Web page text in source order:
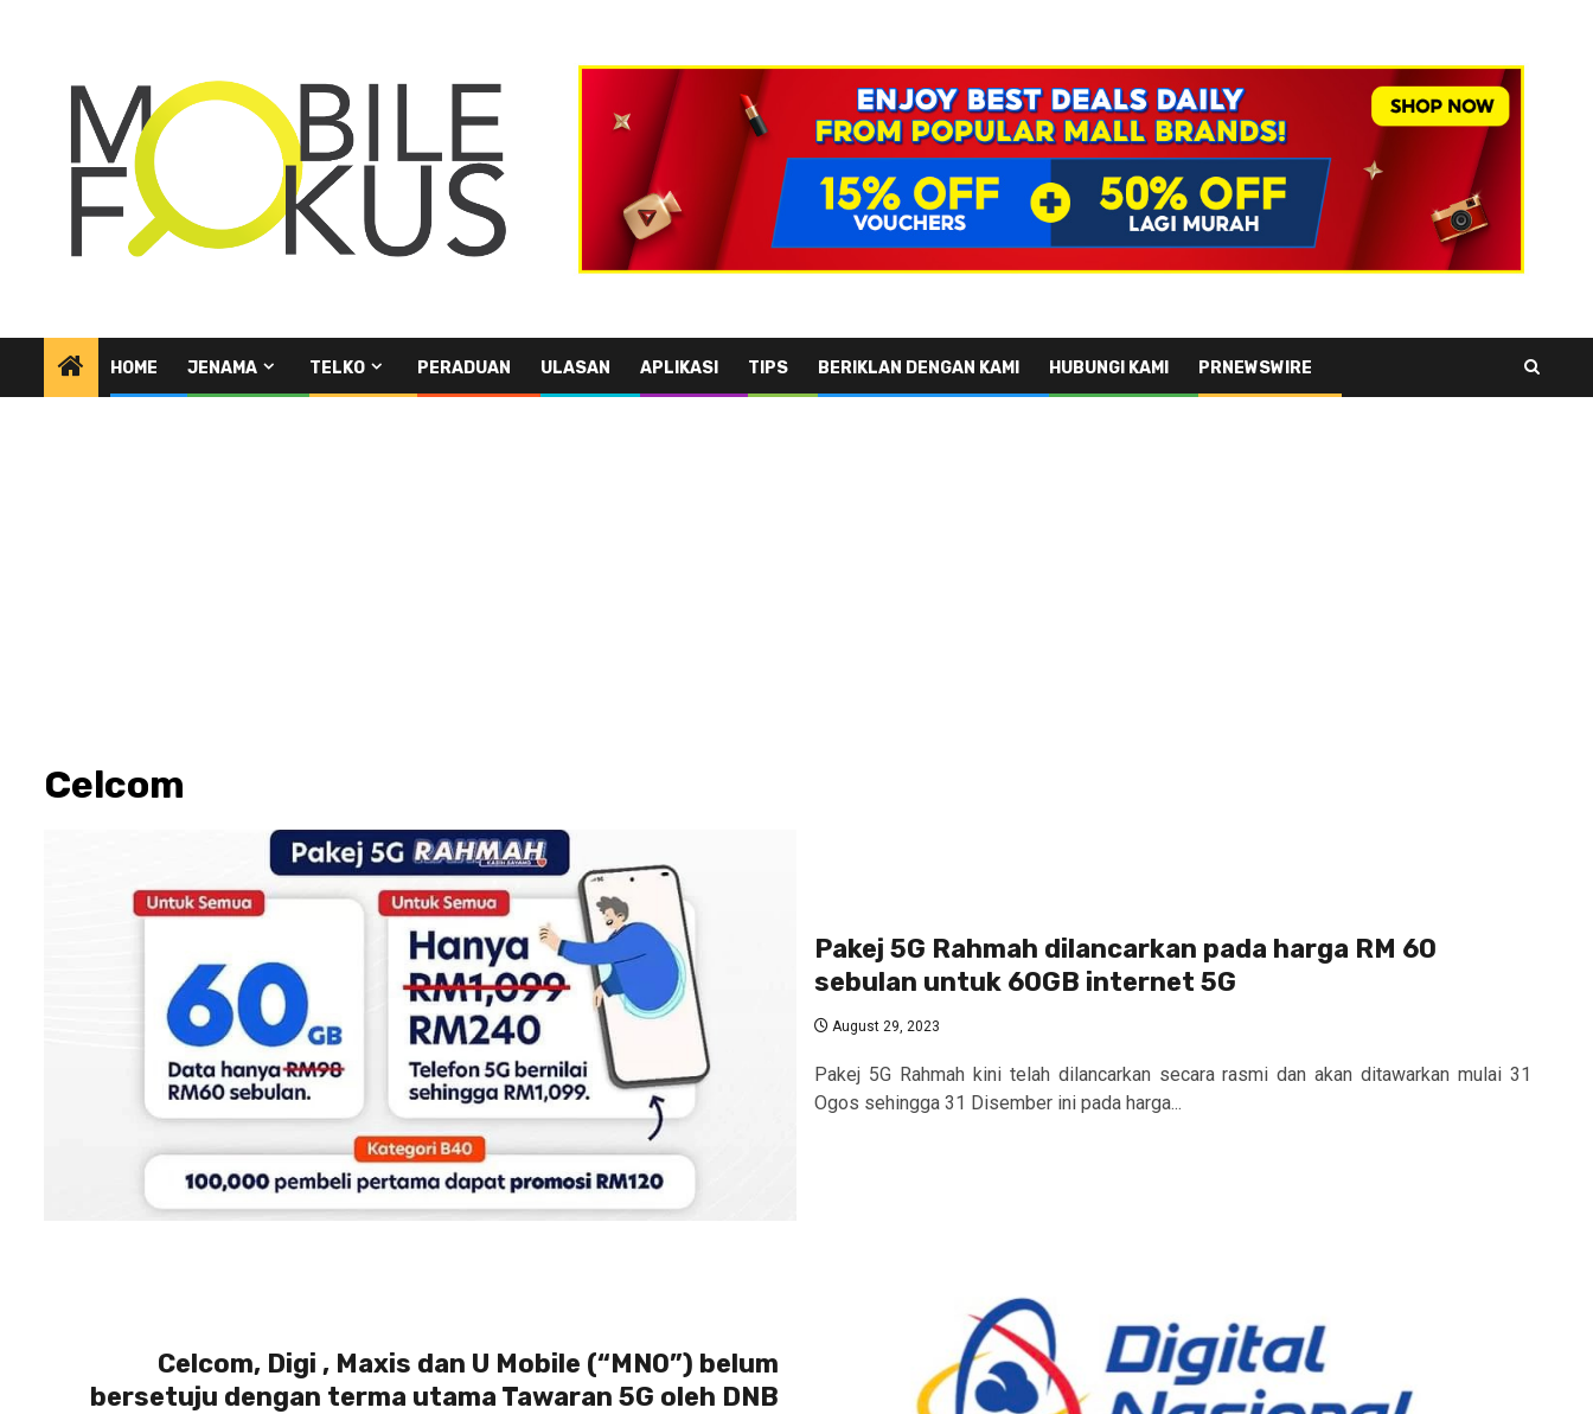
HOME JENAMA TELKO PERADUAN ULASAN APLIKASI TIPS BERIKLAN DENGAN KAMI HUBUNGI KAMI PRNEWSWIRE
Celcom
Pakej 5G Rahmah dilancarkan pada harga RM 60
sebulan untuk 60GB internet 5G
August 29, 2023
Pakej 5G Rahmah kini telah dilancarkan secara rasmi dan akan ditawarkan mulai 31
Ogos sehingga 31 Disember ini pada harga...
Celcom, Digi , Maxis dan U Mobile (“MNO”) belum
bersetuju dengan terma utama Tawaran 5G oleh DNB